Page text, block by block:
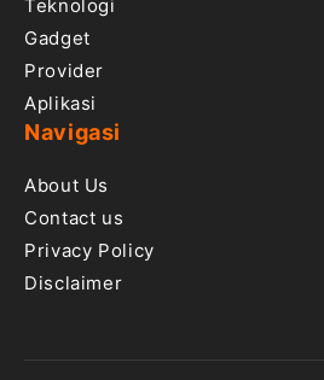
Teknologi
Gadget
Provider
Aplikasi
Navigasi
About Us
Contact us
Privacy Policy
Disclaimer